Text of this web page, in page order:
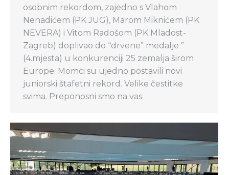
osobnim rekordom, zajedno s Vlahom
Nenadićem (PK JUG), Marom Miknićem (PK
NEVERA) i Vitom Radošom (PK Mladost-
Zagreb) doplivao do “drvene” medalje ”
(4.mjesta) u konkurenciji 25 zemalja širom
Europe. Momci su ujedno postavili novi
juniorski štafetni rekord. Velike čestitke
svima. Preponosni smo na vas